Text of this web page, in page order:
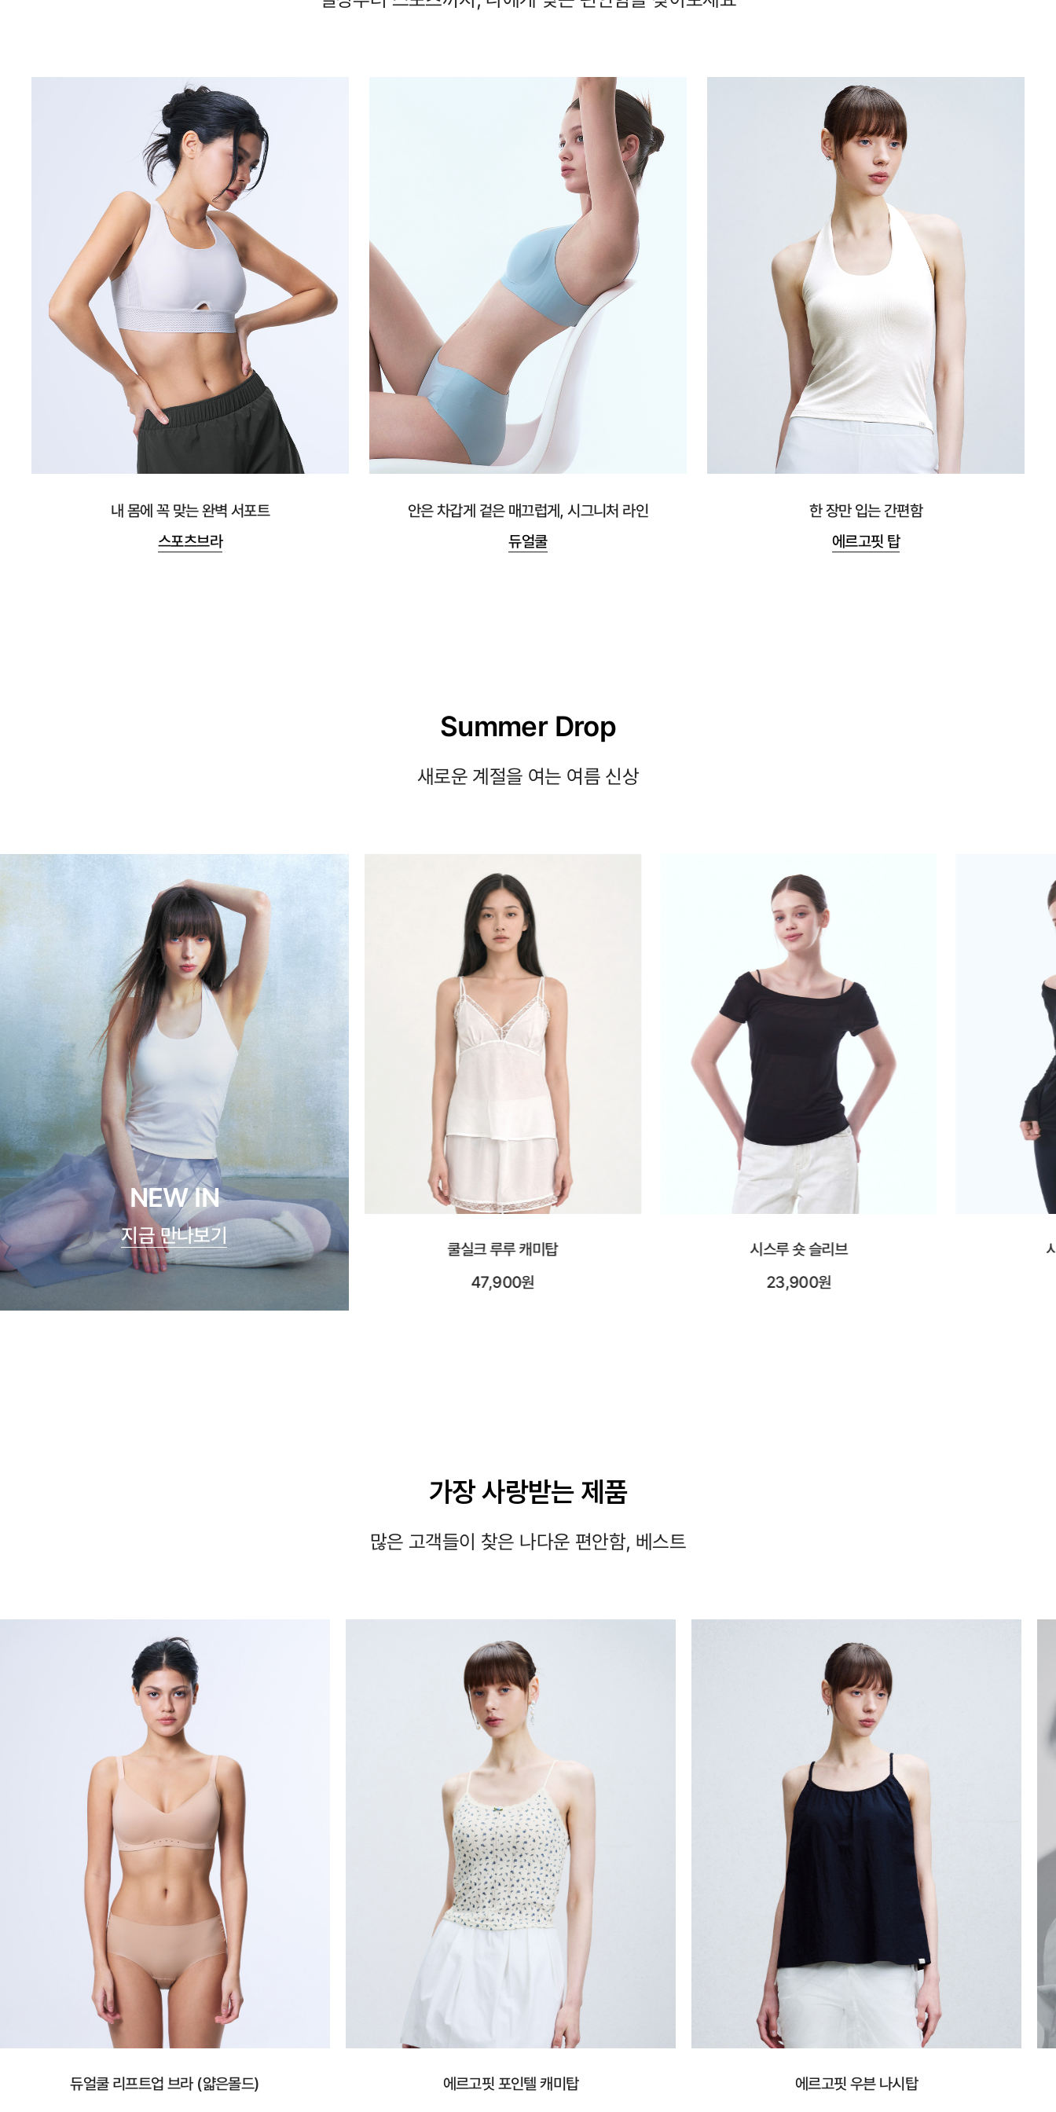
내 몸에 꼭 맞는 완벽 서포트
스포츠브라
안은 차갑게 겉은 매끄럽게, 시그니처 라인
듀얼쿨
한 장만 입는 간편함
에르고핏 탑
Summer Drop
새로운 계절을 여는 여름 신상
NEW IN
지금 만나보기
쿨실크 루루 캐미탑
시스루 숏 슬리브
23,900원
시스루 롱 슬리브
25,900원
시
가장 사랑받는 제품
많은 고객들이 찾은 나다운 편안함, 베스트
듀얼쿨 리프트업 브라 (얇은몰드) 에르고핏 포인텔 캐미탑 에르고핏 우븐 나시탑